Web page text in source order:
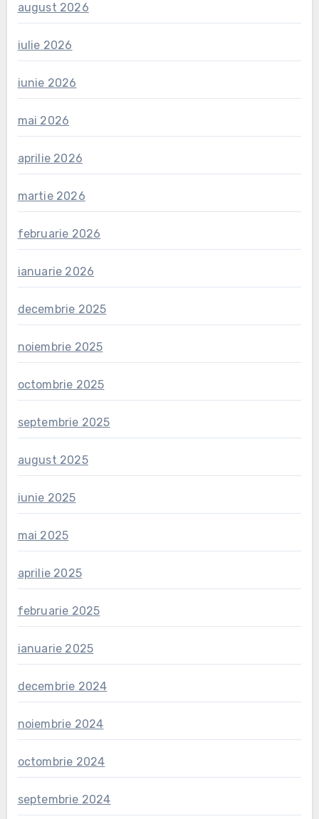
august 2026
iulie 2026
iunie 2026
mai 2026
aprilie 2026
martie 2026
februarie 2026
ianuarie 2026
decembrie 2025
noiembrie 2025
octombrie 2025
septembrie 2025
august 2025
iunie 2025
mai 2025
aprilie 2025
februarie 2025
ianuarie 2025
decembrie 2024
noiembrie 2024
octombrie 2024
septembrie 2024